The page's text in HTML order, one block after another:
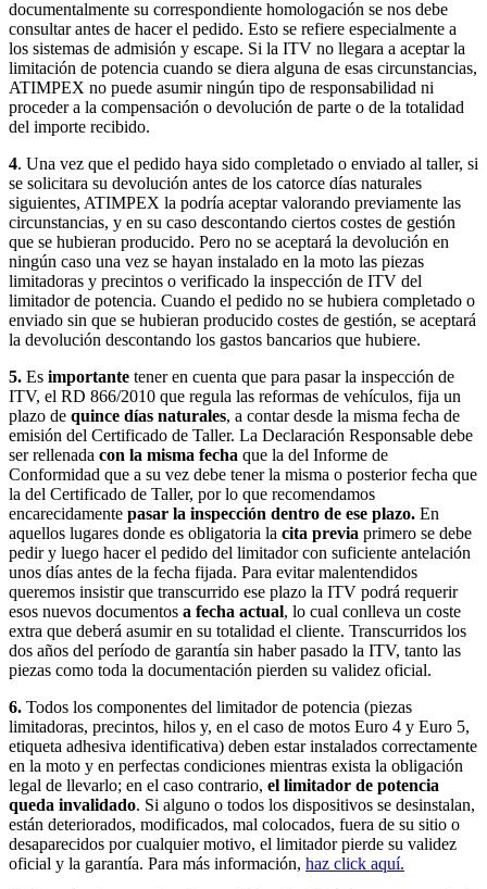
documentalmente su correspondiente homologación se nos debe
consultar antes de hacer el pedido. Esto se refiere especialmente a
los sistemas de admisión y escape. Si la ITV no llegara a aceptar la
limitación de potencia cuando se diera alguna de esas circunstancias,
ATIMPEX no puede asumir ningún tipo de responsabilidad ni
proceder a la compensación o devolución de parte o de la totalidad
del importe recibido.
4. Una vez que el pedido haya sido completado o enviado al taller, si
se solicitara su devolución antes de los catorce días naturales
siguientes, ATIMPEX la podría aceptar valorando previamente las
circunstancias, y en su caso descontando ciertos costes de gestión
que se hubieran producido. Pero no se aceptará la devolución en
ningún caso una vez se hayan instalado en la moto las piezas
limitadoras y precintos o verificado la inspección de ITV del
limitador de potencia. Cuando el pedido no se hubiera completado o
enviado sin que se hubieran producido costes de gestión, se aceptará
la devolución descontando los gastos bancarios que hubiere.
5. Es importante tener en cuenta que para pasar la inspección de
ITV, el RD 866/2010 que regula las reformas de vehículos, fija un
plazo de quince días naturales, a contar desde la misma fecha de
emisión del Certificado de Taller. La Declaración Responsable debe
ser rellenada con la misma fecha que la del Informe de
Conformidad que a su vez debe tener la misma o posterior fecha que
la del Certificado de Taller, por lo que recomendamos
encarecidamente pasar la inspección dentro de ese plazo. En
aquellos lugares donde es obligatoria la cita previa primero se debe
pedir y luego hacer el pedido del limitador con suficiente antelación
unos días antes de la fecha fijada. Para evitar malentendidos
queremos insistir que transcurrido ese plazo la ITV podrá requerir
esos nuevos documentos a fecha actual, lo cual conlleva un coste
extra que deberá asumir en su totalidad el cliente. Transcurridos los
dos años del período de garantía sin haber pasado la ITV, tanto las
piezas como toda la documentación pierden su validez oficial.
6. Todos los componentes del limitador de potencia (piezas
limitadoras, precintos, hilos y, en el caso de motos Euro 4 y Euro 5,
etiqueta adhesiva identificativa) deben estar instalados correctamente
en la moto y en perfectas condiciones mientras exista la obligación
legal de llevarlo; en el caso contrario, el limitador de potencia
queda invalidado. Si alguno o todos los dispositivos se desinstalan,
están deteriorados, modificados, mal colocados, fuera de su sitio o
desaparecidos por cualquier motivo, el limitador pierde su validez
oficial y la garantía. Para más información, haz click aquí.